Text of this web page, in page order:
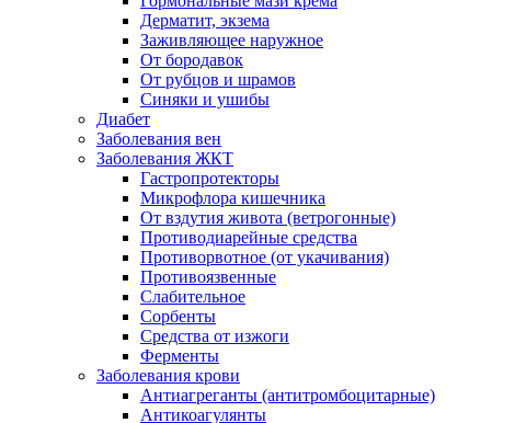
Дерматит, экзема
Заживляющее наружное
От бородавок
От рубцов и шрамов
Синяки и ушибы
Диабет
Заболевания вен
Заболевания ЖКТ
Гастропротекторы
Микрофлора кишечника
От вздутия живота (ветрогонные)
Противодиарейные средства
Противорвотное (от укачивания)
Противоязвенные
Слабительное
Сорбенты
Средства от изжоги
Ферменты
Заболевания крови
Антиагреганты (антитромбоцитарные)
Антикоагулянты